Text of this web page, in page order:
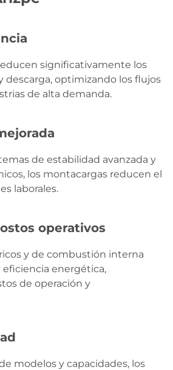
significativamente los
descarga, optimizando los flujos
de alta demanda.
de estabilidad avanzada y
los montacargas reducen el
laborales.
operativos
y de combustión interna
energética,
de operación y
modelos y capacidades, los